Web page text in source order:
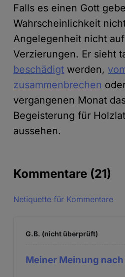
Falls es einen Gott
Wahrscheinlichkeit
Angelegenheit nicht
Verzierungen. Er sieht
beschädigt werden,
zusammenbrechen
vergangenen Monat
Begeisterung für
aussehen.
Kommentare (21)
Netiquette für Kommentare
G.B. (nicht überprüft)
Meiner Meinung nach